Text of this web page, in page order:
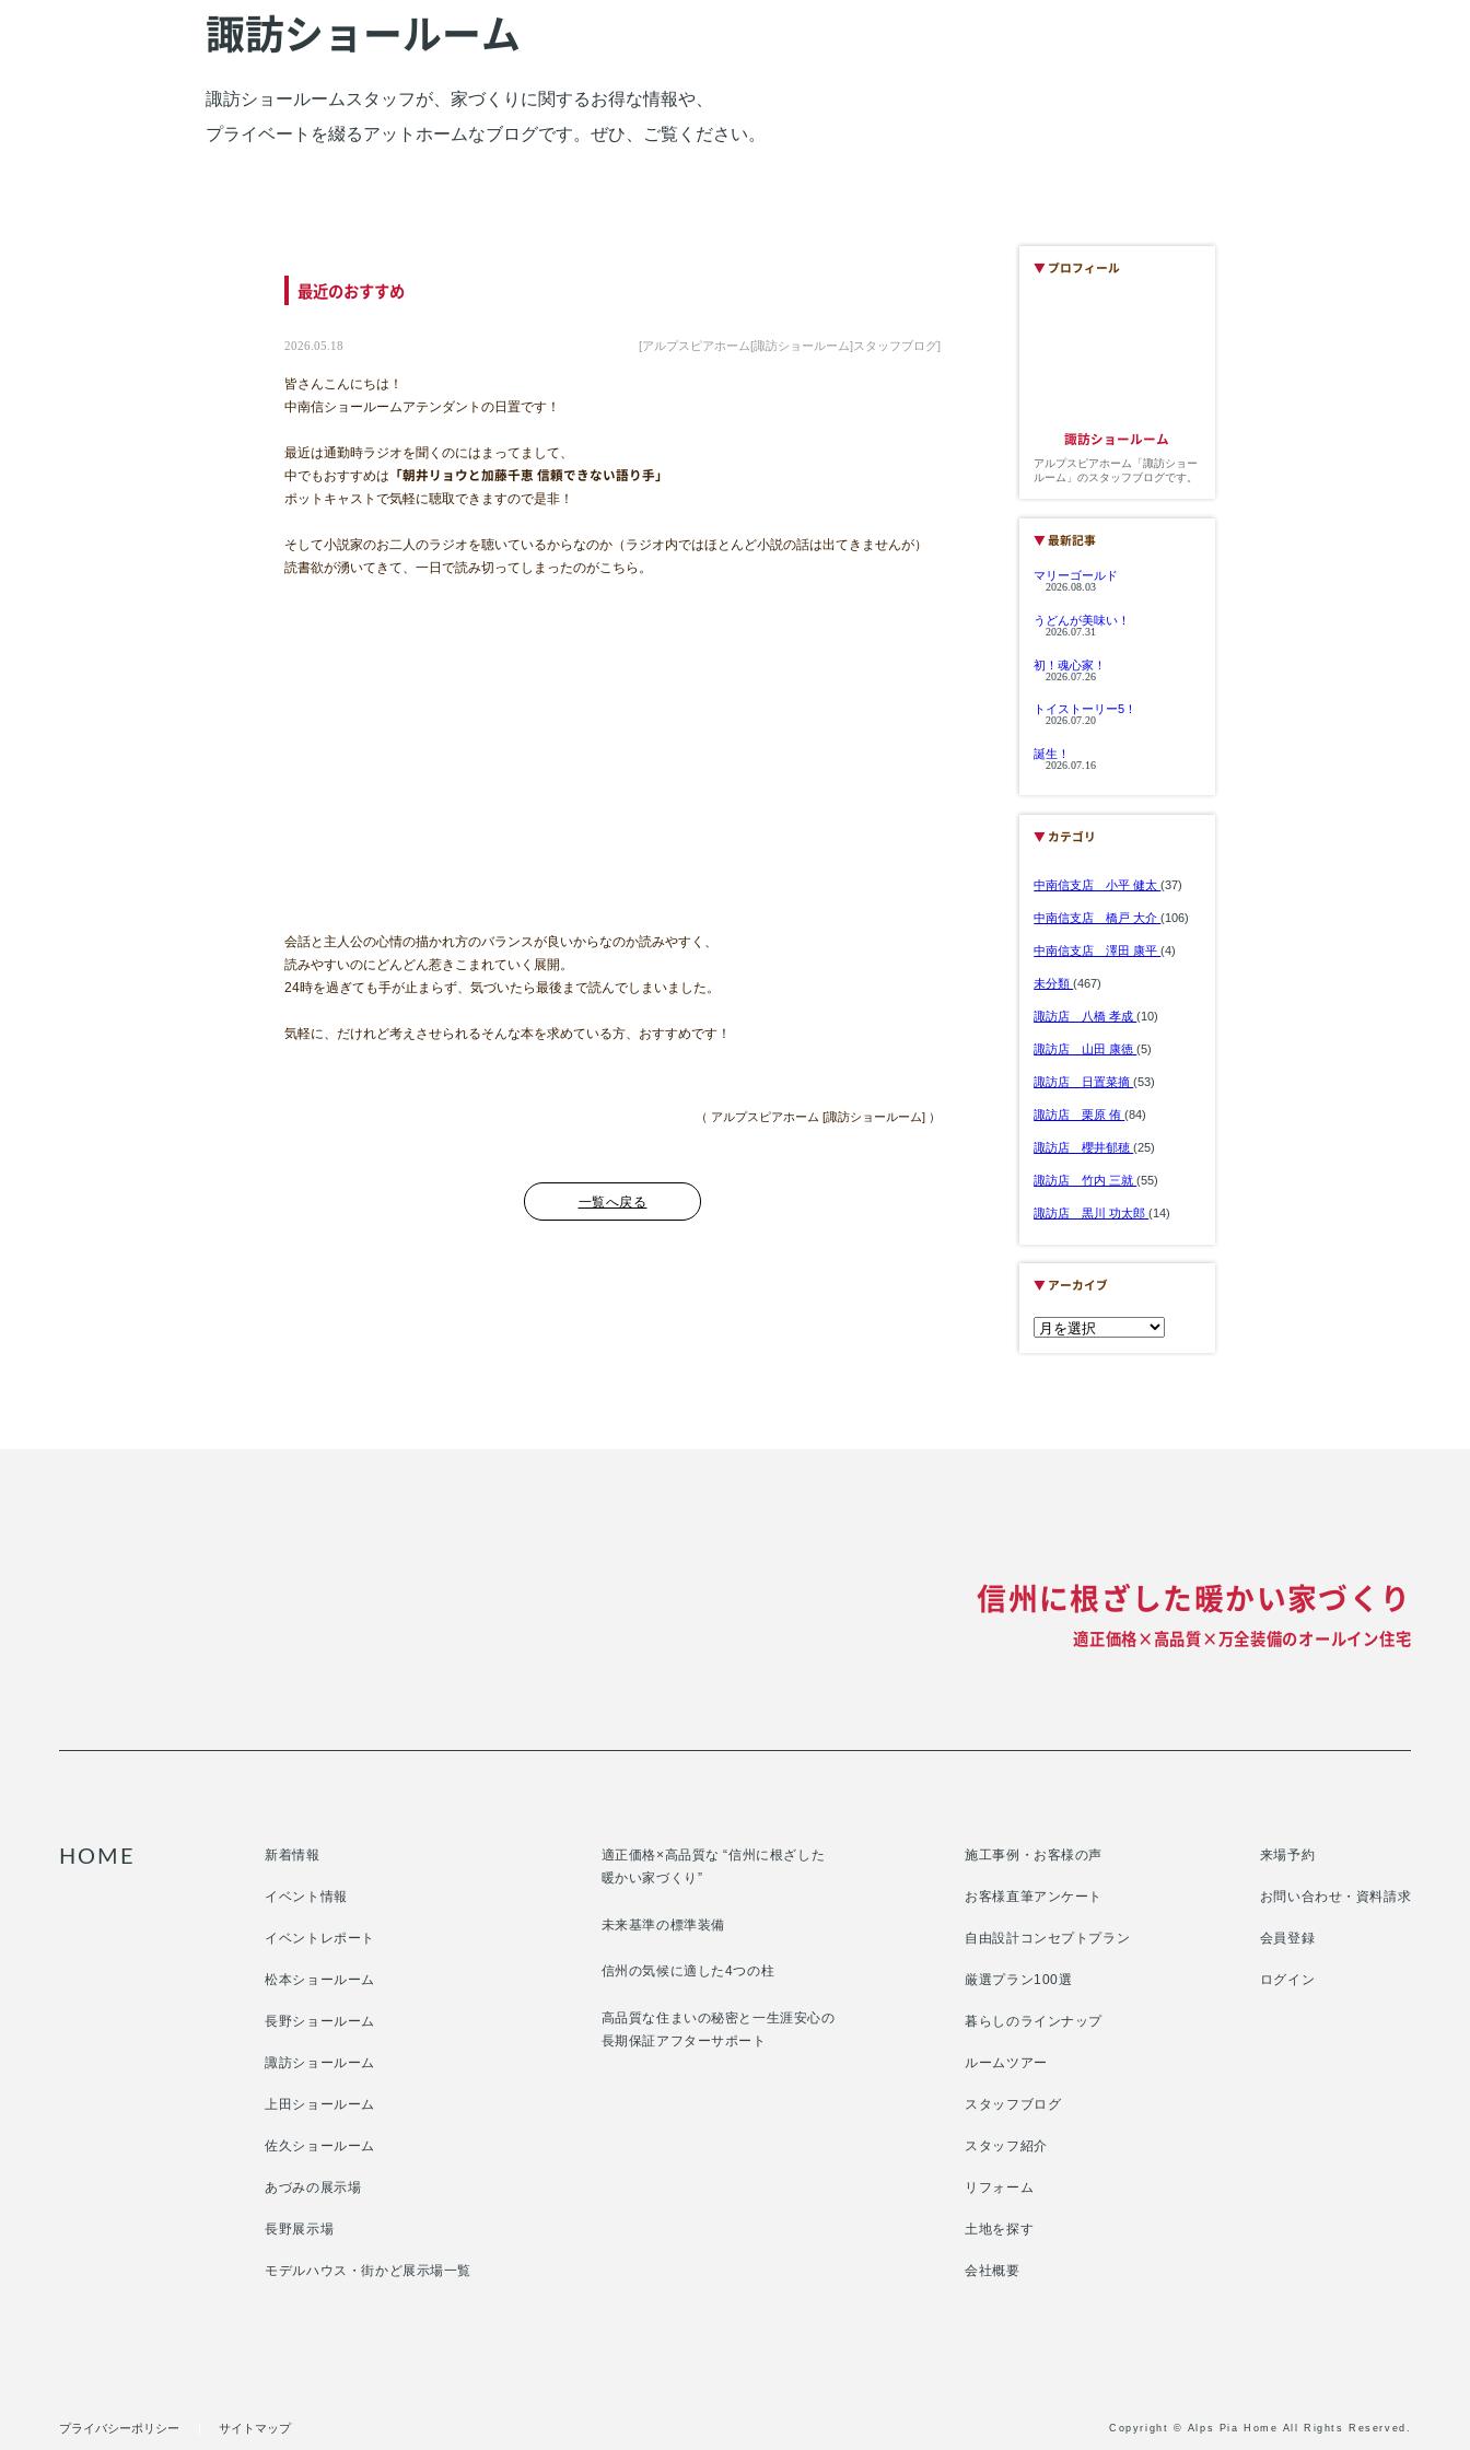
諏訪ショールーム
諏訪ショールームスタッフが、家づくりに関するお得な情報や、
プライベートを綴るアットホームなブログです。ぜひ、ご覧ください。
最近のおすすめ
2026.05.18 [アルプスピアホーム[諏訪ショールーム]スタッフブログ]
皆さんこんにちは！
中南信ショールームアテンダントの日置です！
最近は通勤時ラジオを聞くのにはまってまして、
中でもおすすめは
「朝井リョウと加藤千恵 信頼できない語り手」
ポットキャストで気軽に聴取できますので是非！
そして小説家のお二人のラジオを聴いているからなのか（ラジオ内ではほとんど小説の話は出てきませんが）
読書欲が湧いてきて、一日で読み切ってしまったのがこちら。
会話と主人公の心情の描かれ方のバランスが良いからなのか読みやすく、
読みやすいのにどんどん惹きこまれていく展開。
24時を過ぎても手が止まらず、気づいたら最後まで読んでしまいました。
気軽に、だけれど考えさせられるそんな本を求めている方、おすすめです！
（ アルプスピアホーム [諏訪ショールーム] ）
一覧へ戻る
▼ プロフィール
諏訪ショールーム
アルプスピアホーム「諏訪ショー
ルーム」のスタッフブログです。
▼最新記事
マリーゴールド
2026.08.03
うどんが美味い！
2026.07.31
初！魂心家！
2026.07.26
トイストーリー5！
2026.07.20
誕生！
2026.07.16
▼ カテゴリ
中南信支店 小平 健太(37)
中南信支店 橋戸 大介(106)
中南信支店 澤田 康平(4)
未分類(467)
諏訪店 八橋 孝成(10)
諏訪店 山田 康徳(5)
諏訪店 日置菜摘(53)
諏訪店 栗原 侑(84)
諏訪店 櫻井郁穂(25)
諏訪店 竹内 三就(55)
諏訪店 黒川 功太郎(14)
▼ アーカイブ
信州に根ざした暖かい家づくり
適正価格×高品質×万全装備のオールイン住宅
HOME 新着情報
イベント情報
イベントレポート
松本ショールーム
長野ショールーム
諏訪ショールーム
上田ショールーム
佐久ショールーム
あづみの展示場
長野展示場
モデルハウス・街かど展示場一覧
適正価格×高品質な “信州に根ざした
暖かい家づくり”
未来基準の標準装備
信州の気候に適した4つの柱
高品質な住まいの秘密と一生涯安心の
長期保証アフターサポート
施工事例・お客様の声
お客様直筆アンケート
自由設計コンセプトプラン
厳選プラン100選
暮らしのラインナップ
ルームツアー
スタッフブログ
スタッフ紹介
リフォーム
土地を探す
会社概要
来場予約
お問い合わせ・資料請求
会員登録
ログイン
プライバシーポリシー サイトマップ Copyright © Alps Pia Home All Rights Reserved.